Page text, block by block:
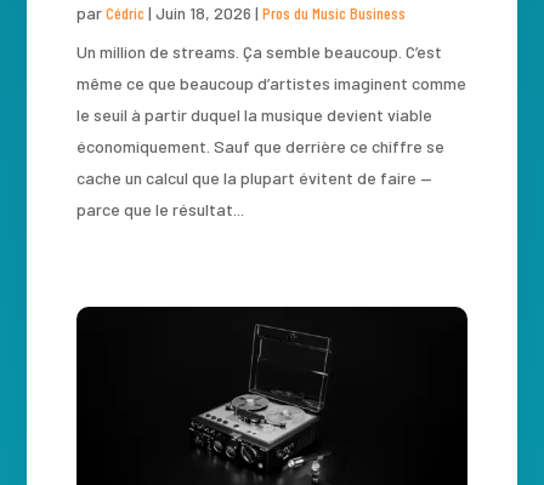
parCédric| Juin 18, 2026 | Pros du Music Business
Un million de streams. Ça semble beaucoup. C’est
même ce que beaucoup d’artistes imaginent comme
le seuil à partir duquel la musique devient viable
économiquement. Sauf que derrière ce chiffre se
cache un calcul que la plupart évitent de faire —
parce que le résultat...